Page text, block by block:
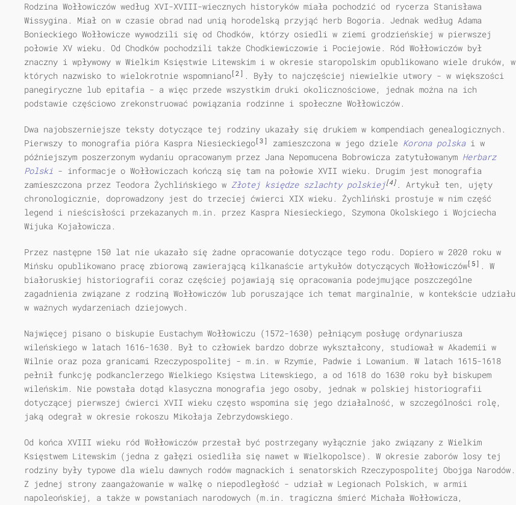
Rodzina Wołłowiczów według XVI-XVIII-wiecznych historyków miała pochodzić od rycerza Stanisława
Wissygina. Miał on w czasie obrad nad unią horodelską przyjąć herb Bogoria. Jednak według Adama
Bonieckiego Wołłowicze wywodzili się od Chodków, którzy osiedli w ziemi grodzieńskiej w pierwszej
połowie XV wieku. Od Chodków pochodzili także Chodkiewiczowie i Pociejowie. Ród Wołłowiczów był
znaczny i wpływowy w Wielkim Księstwie Litewskim i w okresie staropolskim opublikowano wiele druków, w
których nazwisko to wielokrotnie wspomniano[2] . Były to najczęściej niewielkie utwory - w większości
panegiryczne lub epitafia - a więc przede wszystkim druki okolicznościowe, jednak można na ich
podstawie częściowo zrekonstruować powiązania rodzinne i społeczne Wołłowiczów.
Dwa najobszerniejsze teksty dotyczące tej rodziny ukazały się drukiem w kompendiach genealogicznych.
Pierwszy to monografia pióra Kaspra Niesieckiego[3] zamieszczona w jego dziele Korona polskai w
późniejszym poszerzonym wydaniu opracowanym przez Jana Nepomucena Bobrowicza zatytułowanym Herbarz
Polski - informacje o Wołłowiczach kończą się tam na połowie XVII wieku. Drugim jest monografia
zamieszczona przez Teodora Żychlińskiego w Złotej księdze szlachty polskiej[4] . Artykuł ten, ujęty
chronologicznie, doprowadzony jest do trzeciej ćwierci XIX wieku. Żychliński prostuje w nim część
legend i nieścisłości przekazanych m.in. przez Kaspra Niesieckiego, Szymona Okolskiego i Wojciecha
Wijuka Kojałowicza.
Przez następne 150 lat nie ukazało się żadne opracowanie dotyczące tego rodu. Dopiero w 2020 roku w
Mińsku opublikowano pracę zbiorową zawierającą kilkanaście artykułów dotyczących Wołłowiczów[5] . W
białoruskiej historiografii coraz częściej pojawiają się opracowania podejmujące poszczególne
zagadnienia związane z rodziną Wołłowiczów lub poruszające ich temat marginalnie, w kontekście udziału
w ważnych wydarzeniach dziejowych.
Najwięcej pisano o biskupie Eustachym Wołłowiczu (1572-1630) pełniącym posługę ordynariusza
wileńskiego w latach 1616-1630. Był to człowiek bardzo dobrze wykształcony, studiował w Akademii w
Wilnie oraz poza granicami Rzeczypospolitej - m.in. w Rzymie, Padwie i Lowanium. W latach 1615-1618
pełnił funkcję podkanclerzego Wielkiego Księstwa Litewskiego, a od 1618 do 1630 roku był biskupem
wileńskim. Nie powstała dotąd klasyczna monografia jego osoby, jednak w polskiej historiografii
dotyczącej pierwszej ćwierci XVII wieku często wspomina się jego działalność, w szczególności rolę,
jaką odegrał w okresie rokoszu Mikołaja Zebrzydowskiego.
Od końca XVIII wieku ród Wołłowiczów przestał być postrzegany wyłącznie jako związany z Wielkim
Księstwem Litewskim (jedna z gałęzi osiedliła się nawet w Wielkopolsce). W okresie zaborów losy tej
rodziny były typowe dla wielu dawnych rodów magnackich i senatorskich Rzeczypospolitej Obojga Narodów.
Z jednej strony zaangażowanie w walkę o niepodległość - udział w Legionach Polskich, w armii
napoleońskiej, a także w powstaniach narodowych (m.in. tragiczna śmierć Michała Wołłowicza,